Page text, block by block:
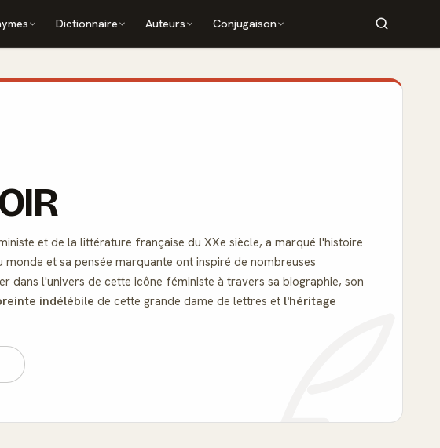
Dictionnaire Auteurs Conjugaison
et de la littérature française du XXe siècle, a marqué l'histoire
et sa pensée marquante ont inspiré de nombreuses
dans l'univers de cette icône féministe à travers sa biographie, son
indélébile de cette grande dame de lettres et l'héritage